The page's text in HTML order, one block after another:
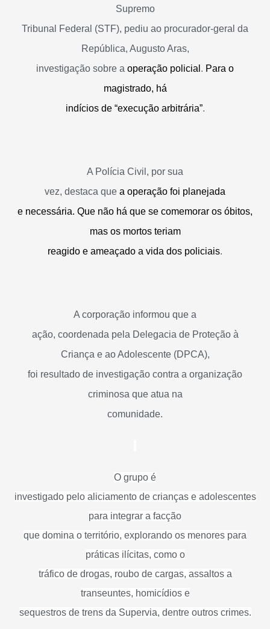
Supremo
Tribunal Federal (STF), pediu ao procurador-geral da
República, Augusto Aras,
investigação sobre a operação policial . Para o
magistrado, há
indícios de “execução arbitrária”.
A Polícia Civil, por sua
vez, destaca que a operação foi planejada
e necessária. Que não há que se comemorar os óbitos,
mas os mortos teriam
reagido e ameaçado a vida dos policiais.
A corporação informou que a
ação, coordenada pela Delegacia de Proteção à
Criança e ao Adolescente (DPCA),
foi resultado de investigação contra a organização
criminosa que atua na
comunidade.
O grupo é
investigado pelo aliciamento de crianças e adolescentes
para integrar a facção
que domina o território, explorando os menores para
práticas ilícitas, como o
tráfico de drogas, roubo de cargas, assaltos a
transeuntes, homicídios e
sequestros de trens da Supervia, dentre outros crimes.